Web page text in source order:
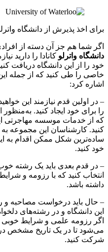
برای اخذ پذیرش از دانشگاه
اگر شما هم جز آن دسته از
دانشگاه واترلو کانادا را دارید
خود را از این دانشگاه دریافت
خاصی را طی کنید که از جمله
اشاره کرد:
– در اولین قدم نیازمند این
را برای خود ایجاد کنید. به‌منظور
که از خدمات موسسه مهاجرتی
کنید. کارشناسان این مجموعه به
ساده‌ترین شکل ممکن اقدام به
خود کنید.
– در قدم بعدی باید یک رشته
انتخاب کنید که با رزومه و
داشته باشد.
– حال باید درخواست مصاحبه و
این دانشگاه و در رشته‌های
اگر رزومه علمی و شرایط خوبی
می‌شود تا در یک تاریخ مشخص
شرکت کنید.